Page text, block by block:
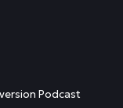
Podcast